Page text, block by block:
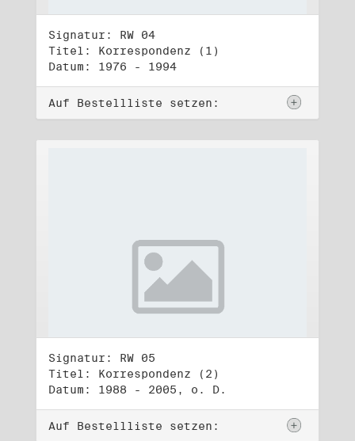
Signatur: RW 04
Titel: Korrespondenz (1)
Datum: 1976 - 1994
Auf Bestellliste setzen:
Signatur: RW 05
Titel: Korrespondenz (2)
Datum: 1988 - 2005, o. D.
Auf Bestellliste setzen: